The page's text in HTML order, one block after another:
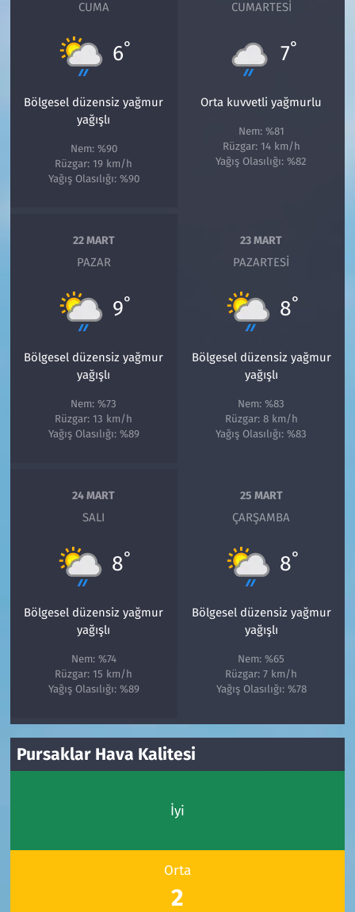
CUMA
6°
Bölgesel düzensiz yağmur
yağışlı
Nem: %90
Rüzgar: 19 km/h
Yağış Olasılığı: %90
CUMARTESI
7°
Orta kuvvetli yağmurlu
Nem: %81
Rüzgar: 14 km/h
Yağış Olasılığı: %82
22 MART
PAZAR
9°
Bölgesel düzensiz yağmur
yağışlı
Nem: %73
Rüzgar: 13 km/h
Yağış Olasılığı: %89
23 MART
PAZARTESI
8°
Bölgesel düzensiz yağmur
yağışlı
Nem: %83
Rüzgar: 8 km/h
Yağış Olasılığı: %83
24 MART
SALI
8°
Bölgesel düzensiz yağmur
yağışlı
Nem: %74
Rüzgar: 15 km/h
Yağış Olasılığı: %89
25 MART
ÇARŞAMBA
8°
Bölgesel düzensiz yağmur
yağışlı
Nem: %65
Rüzgar: 7 km/h
Yağış Olasılığı: %78
Pursaklar Hava Kalitesi
İyi
Orta
2